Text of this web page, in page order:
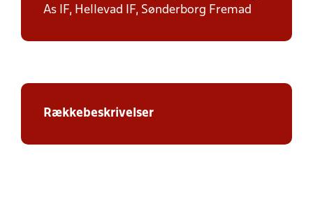
As IF, Hellevad IF, Sønderborg Fremad
Rækkebeskrivelser